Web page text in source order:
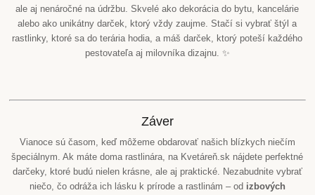
ale aj nenáročné na údržbu. Skvelé ako dekorácia do bytu, kancelárie
alebo ako unikátny darček, ktorý vždy zaujme. Stačí si vybrať štýl a
rastlinky, ktoré sa do terária hodia, a máš darček, ktorý poteší každého
pestovateľa aj milovníka dizajnu. ✨
Záver
Vianoce sú časom, keď môžeme obdarovať našich blízkych niečím
špeciálnym. Ak máte doma rastlinára, na Kvetáreň.sk nájdete perfektné
darčeky, ktoré budú nielen krásne, ale aj praktické. Nezabudnite vybrať
niečo, čo odráža ich lásku k prírode a rastlinám – od izbových